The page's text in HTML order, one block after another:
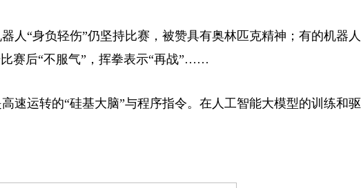
“身负轻伤”仍坚持比赛，被赞具有奥林匹克精神；有的机器人
赛后“不服气”，挥拳表示“再战”……
运转的“硅基大脑”与程序指令。在人工智能大模型的训练和驱